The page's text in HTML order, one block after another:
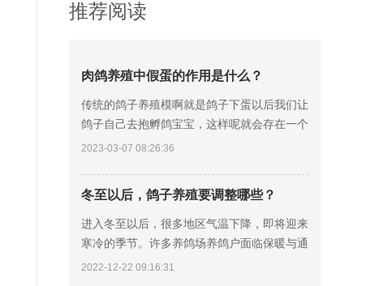
推荐阅读
肉鸽养殖中假蛋的作用是什么？
传统的鸽子养殖模啊就是鸽子下蛋以后我们让
鸽子自己去抱孵鸽宝宝，这样呢就会存在一个
弊端，因为鸽子孵化鸽蛋需要18天的时间，这
2023-03-07 08:26:36
冬至以后，鸽子养殖要调整哪些？
进入冬至以后，很多地区气温下降，即将迎来
寒冷的季节。许多养鸽场养鸽户面临保暖与通
风等饲养问题，往往错过肉鸽价格相对较好的
2022-12-22 09:16:31